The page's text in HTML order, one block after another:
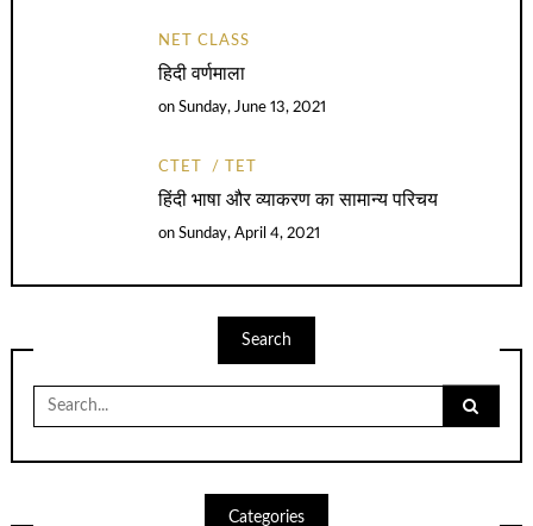
NET CLASS
हिदी वर्णमाला
onSunday, June 13, 2021
CTET TET
हिंदी भाषा और व्याकरण का सामान्य परिचय
onSunday, April 4, 2021
Search
Search
for:
Categories